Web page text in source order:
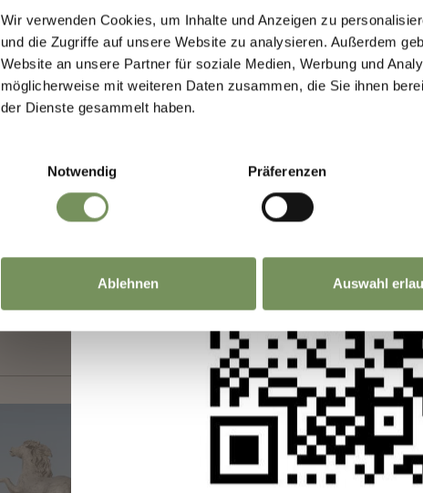
Wir verwenden Cookies, um Inhalte und Anzeigen zu
und die Zugriffe auf unsere Website zu analysieren. Außerdem
Website an unsere Partner für soziale Medien, Werbung und
möglicherweise mit weiteren Daten zusammen, die Sie ihnen
der Dienste gesammelt haben.
Notwendig
Präferenzen
Ablehnen Auswahl
LEGGI DI PIÙ
LA STELLA ALPINA, 1997
IL CAVALLO DI MAIA,
COSTRUIAMO